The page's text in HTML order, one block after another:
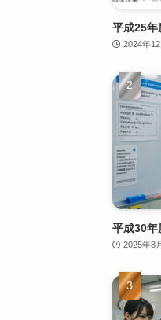
平成25
2024年
平成30
2025年8